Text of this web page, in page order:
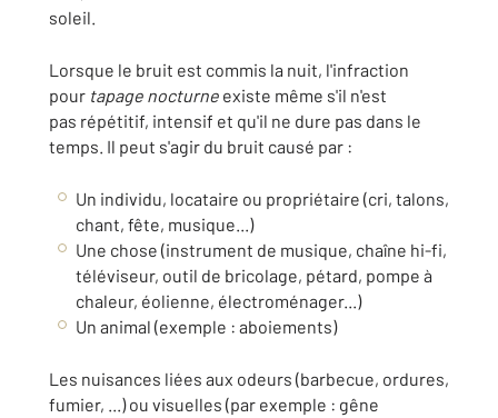
soleil.
Lorsque le bruit est commis la nuit, l'infraction
pour tapage nocturne existe même s'il n'est
pas répétitif, intensif et qu'il ne dure pas dans le
temps. Il peut s'agir du bruit causé par :
Un individu, locataire ou propriétaire (cri, talons,
chant, fête, musique...)
Une chose (instrument de musique, chaîne hi-fi,
téléviseur, outil de bricolage, pétard, pompe à
chaleur, éolienne, électroménager...)
Un animal (exemple : aboiements)
Les nuisances liées aux odeurs (barbecue, ordures,
fumier, ...) ou visuelles (par exemple : gêne